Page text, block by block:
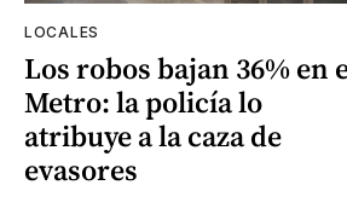
LOCALES
Los robos bajan 36% en
Metro: la policía lo
atribuye a la caza de
evasores